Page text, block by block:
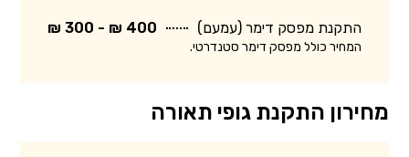
התקנת מפסק דימר (עמעם) 400 ₪ - 300 ₪
המחיר כולל מפסק דימר סטנדרטי.
מחירון התקנת גופי תאורה